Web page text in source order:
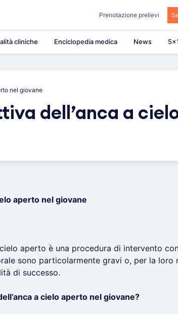
Prenotazione prelievi
cliniche Enciclopedia medica News
nel giovane
dell’anca a
aperto nel giovane
aperto è una procedura di intervento
sono particolarmente gravi o, per la loro
di successo.
a cielo aperto nel giovane?